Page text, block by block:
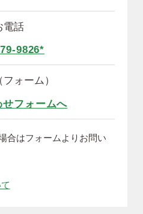
電話
9826*
ォーム）
せフォームへ
合はフォームよりお問い